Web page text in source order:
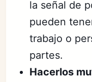
la señal de
pueden
trabajo o
partes.
Hacerlos